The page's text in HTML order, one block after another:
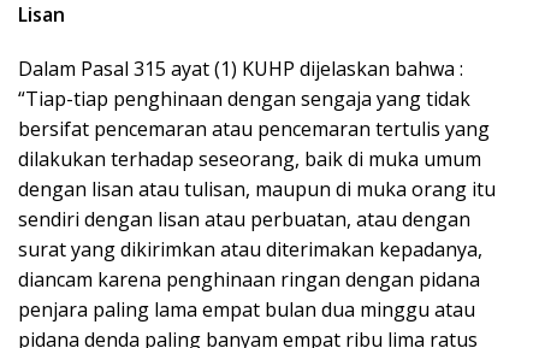
Lisan
Dalam Pasal 315 ayat (1) KUHP dijelaskan bahwa :
“Tiap-tiap penghinaan dengan sengaja yang tidak
bersifat pencemaran atau pencemaran tertulis yang
dilakukan terhadap seseorang, baik di muka umum
dengan lisan atau tulisan, maupun di muka orang itu
sendiri dengan lisan atau perbuatan, atau dengan
surat yang dikirimkan atau diterimakan kepadanya,
diancam karena penghinaan ringan dengan pidana
penjara paling lama empat bulan dua minggu atau
pidana denda paling banyam empat ribu lima ratus